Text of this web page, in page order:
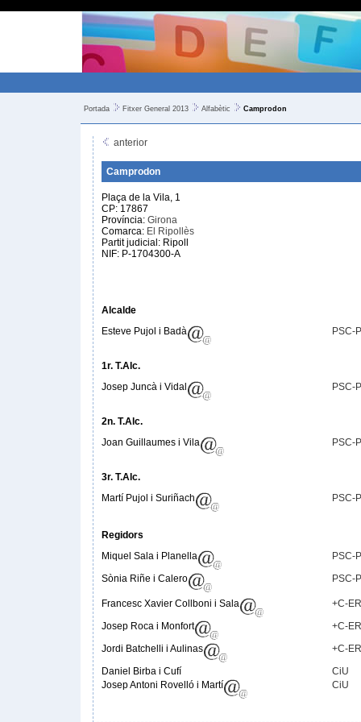
Portada Fitxer General 2013 Alfabètic Camprodon
anterior
Camprodon
Plaça de la Vila, 1
CP: 17867
Província: Girona
Comarca: El Ripollès
Partit judicial: Ripoll
NIF: P-1704300-A
Alcalde
Esteve Pujol i Badà
PSC-
1r. T.Alc.
Josep Juncà i Vidal
PSC-
2n. T.Alc.
Joan Guillaumes i Vila
PSC-
3r. T.Alc.
Martí Pujol i Suriñach
PSC-
Regidors
Miquel Sala i Planella
PSC-
Sònia Riñe i Calero
PSC-
Francesc Xavier Collboni i Sala
+C-
Josep Roca i Monfort
+C-
Jordi Batchelli i Aulinas
+C-
Daniel Birba i Cufí
CiU
Josep Antoni Rovelló i Martí
CiU